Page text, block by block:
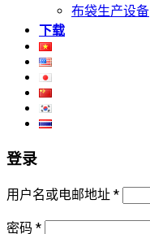
布袋生产设备
下载
登录
用户名或电邮地址 *
密码 *